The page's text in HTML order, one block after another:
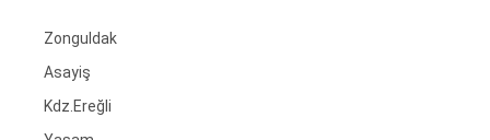
Zonguldak
Asayiş
Kdz.Ereğli